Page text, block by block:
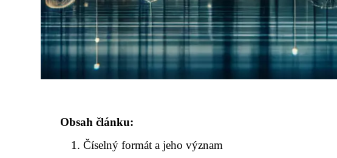
Obsah článku:
Číselný formát a jeho význam